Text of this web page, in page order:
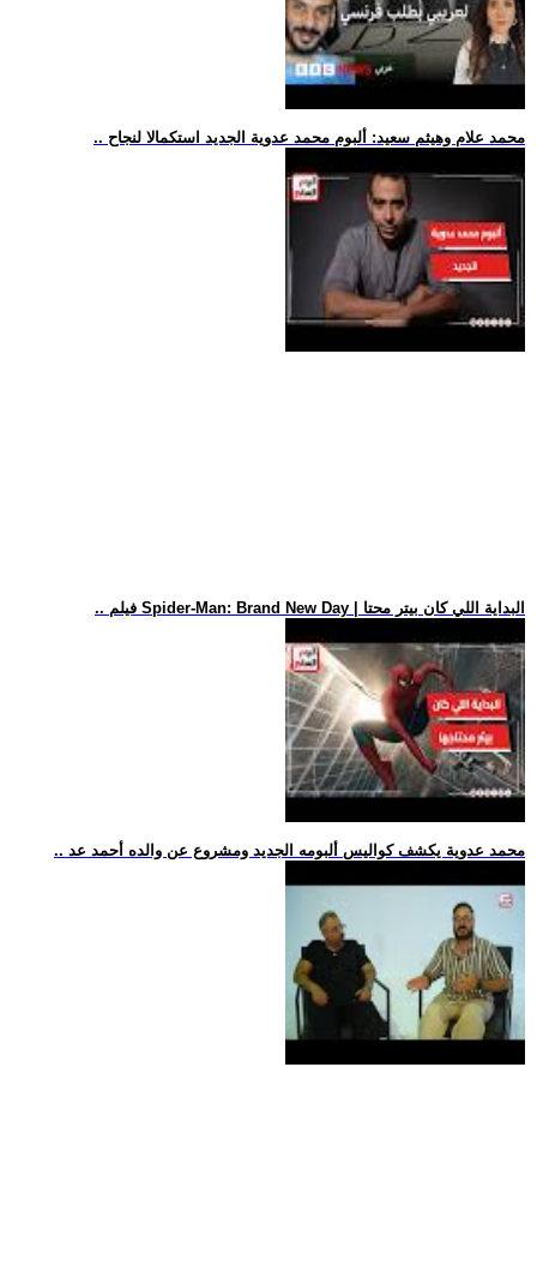
.. محمد علام وهيثم سعيد: ألبوم محمد عدوية الجديد استكمالا لنجاح
.. فيلم Spider-Man: Brand New Day | البداية اللي كان بيتر محتا
.. محمد عدوية يكشف كواليس ألبومه الجديد ومشروع عن والده أحمد عد